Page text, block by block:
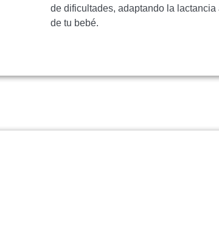
de dificultades, adaptando la
de tu bebé.